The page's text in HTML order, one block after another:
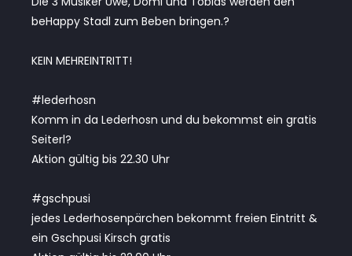
beHappy Stadl zum Beben bringen.?
KEIN MEHREINTRITT!
#lederhosn
Komm in da Lederhosn und du bekommst ein gratis
Seiterl?
Aktion gültig bis 22.30 Uhr
#gschpusi
jedes Lederhosenpärchen bekommt freien Eintritt &
ein Gschpusi Kirsch gratis